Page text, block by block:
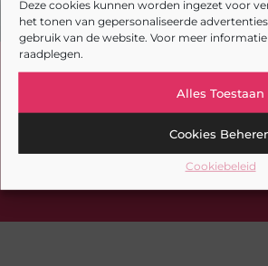
Deze cookies kunnen worden ingezet voor
het tonen van gepersonaliseerde
gebruik van de website. Voor meer
raadplegen.
Alles Toestaan
Cookies
Cookiebeleid
Heb je deze artikelen al
Verken de boeiende en interessante
aanbieden en laat onze artikelen niet
voorbijgaan. Duik in diverse